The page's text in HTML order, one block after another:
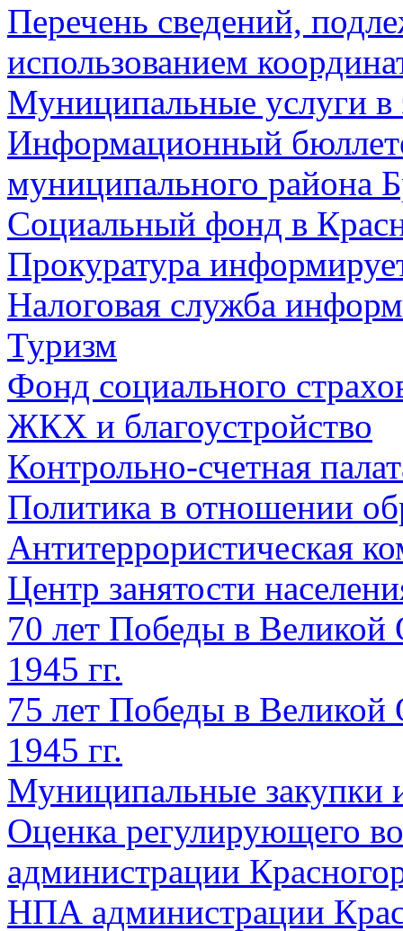
Перечень сведений,
использованием
Муниципальные услуги в
Информационный
муниципального района
Социальный фонд в
Прокуратура
Налоговая служба
Туризм
Фонд социального
ЖКХ и благоустройство
Контрольно-счетная
Политика в отношении
Антитеррористическая
Центр занятости
70 лет Победы в Великой
1945 гг.
75 лет Победы в Великой
1945 гг.
Муниципальные закупки
Оценка регулирующего
администрации
НПА администрации